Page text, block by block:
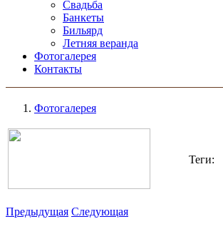
Свадьба
Банкеты
Бильярд
Летняя веранда
Фотогалерея
Контакты
Фотогалерея
Теги:
Предыдущая Следующая